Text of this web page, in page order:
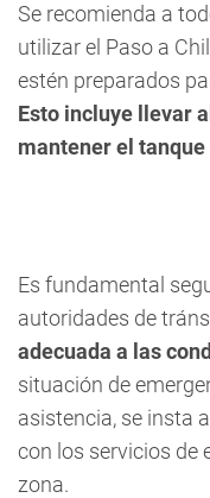
Se recomienda a
utilizar el Paso a
estén preparados
Esto incluye llevar
mantener el
Es fundamental
autoridades de
adecuada a las
situación de
asistencia, se insta
con los servicios de
zona.